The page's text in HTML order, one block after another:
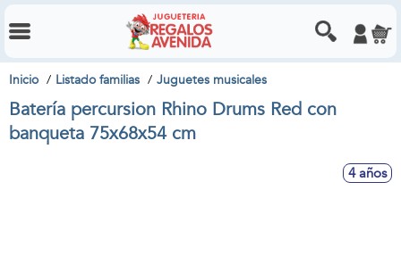
Inicio Listado familias Juguetes musicales
Batería percursion Rhino Drums Red con
banqueta 75x68x54 cm
4 años